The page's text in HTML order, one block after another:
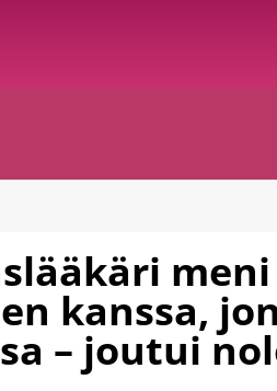
meni
kanssa,
– joutui